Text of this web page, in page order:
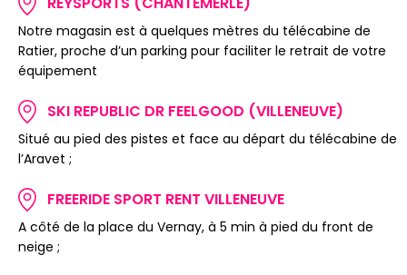
Notre magasin est à quelques mètres du télécabine de
Ratier, proche d’un parking pour faciliter le retrait de votre
équipement
SKI REPUBLIC DR FEELGOOD (VILLENEUVE)
Situé au pied des pistes et face au départ du télécabine de
l’Aravet ;
FREERIDE SPORT RENT VILLENEUVE
A côté de la place du Vernay, à 5 min à pied du front de
neige ;